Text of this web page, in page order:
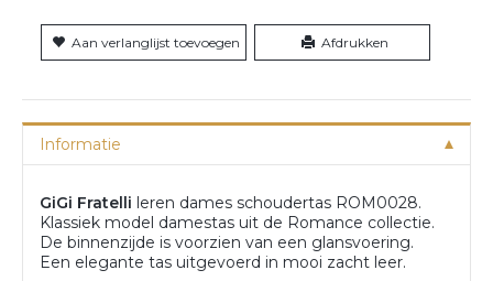
Aan verlanglijst toevoegen Afdrukken
Informatie
GiGi Fratelli leren dames schoudertas ROM0028.
Klassiek model damestas uit de Romance collectie.
De binnenzijde is voorzien van een glansvoering.
Een elegante tas uitgevoerd in mooi zacht leer.